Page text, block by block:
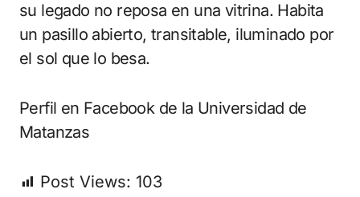
su legado no reposa en una vitrina. Habita
un pasillo abierto, transitable, iluminado por
el sol que lo besa.
Perfil en Facebook de la Universidad de
Matanzas
Post Views: 103